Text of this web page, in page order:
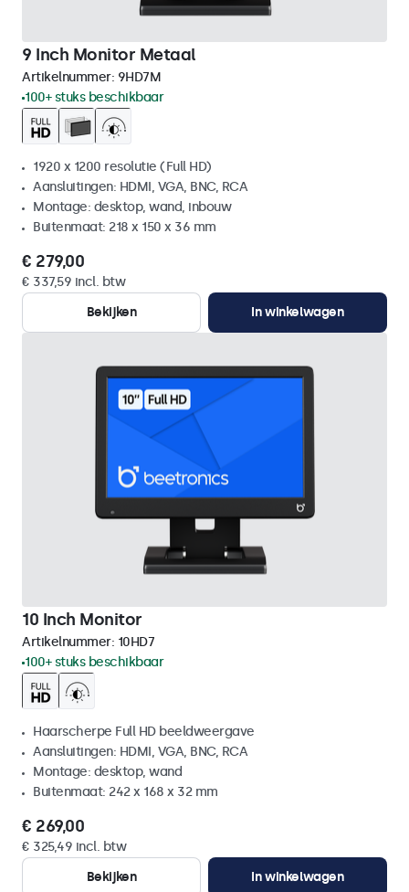
9 Inch Monitor Metaal
Artikelnummer: 9HD7M
100+ stuks beschikbaar
1920 x 1200 resolutie (Full HD)
Aansluitingen: HDMI, VGA, BNC, RCA
Montage: desktop, wand, inbouw
Buitenmaat: 218 x 150 x 36 mm
€ 279,00
€ 337,59 incl. btw
Bekijken
In winkelwagen
10 Inch Monitor
Artikelnummer: 10HD7
100+ stuks beschikbaar
Haarscherpe Full HD beeldweergave
Aansluitingen: HDMI, VGA, BNC, RCA
Montage: desktop, wand
Buitenmaat: 242 x 168 x 32 mm
€ 269,00
€ 325,49 incl. btw
Bekijken
In winkelwagen